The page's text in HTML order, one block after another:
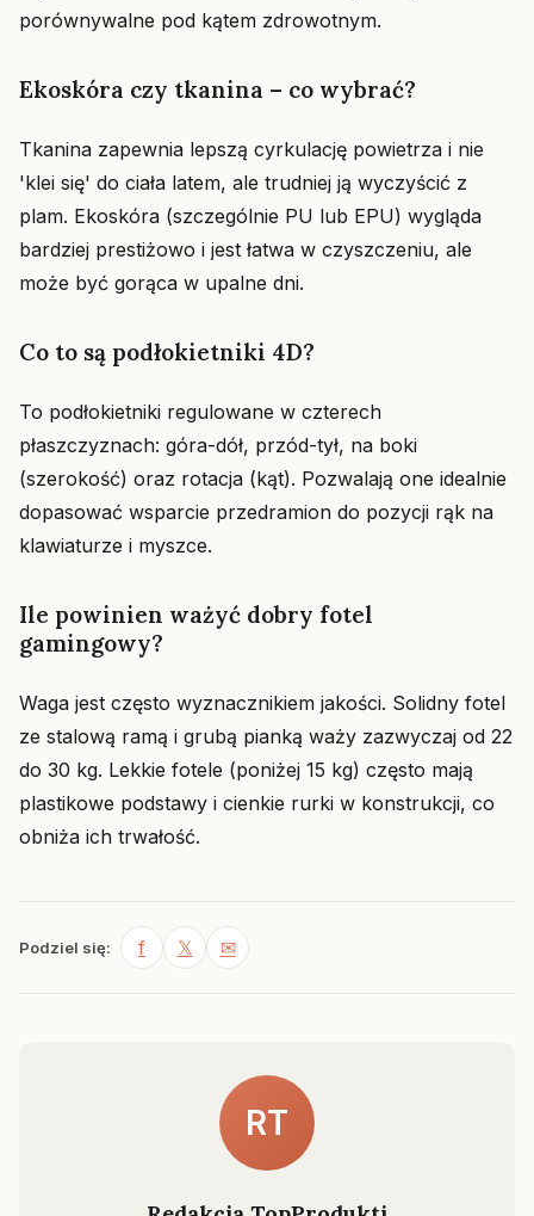
porównywalne pod kątem zdrowotnym.
Ekoskóra czy tkanina – co wybrać?
Tkanina zapewnia lepszą cyrkulację powietrza i nie
'klei się' do ciała latem, ale trudniej ją wyczyścić z
plam. Ekoskóra (szczególnie PU lub EPU) wygląda
bardziej prestiżowo i jest łatwa w czyszczeniu, ale
może być gorąca w upalne dni.
Co to są podłokietniki 4D?
To podłokietniki regulowane w czterech
płaszczyznach: góra-dół, przód-tył, na boki
(szerokość) oraz rotacja (kąt). Pozwalają one idealnie
dopasować wsparcie przedramion do pozycji rąk na
klawiaturze i myszce.
Ile powinien ważyć dobry fotel
gamingowy?
Waga jest często wyznacznikiem jakości. Solidny fotel
ze stalową ramą i grubą pianką waży zazwyczaj od 22
do 30 kg. Lekkie fotele (poniżej 15 kg) często mają
plastikowe podstawy i cienkie rurki w konstrukcji, co
obniża ich trwałość.
Podziel się: f 𝕏 ✉
RT